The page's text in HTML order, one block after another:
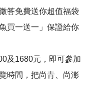
答免費送你超值福袋
買一送一」保證給你
及1680元，即可參加
時間，把尚青、尚澎